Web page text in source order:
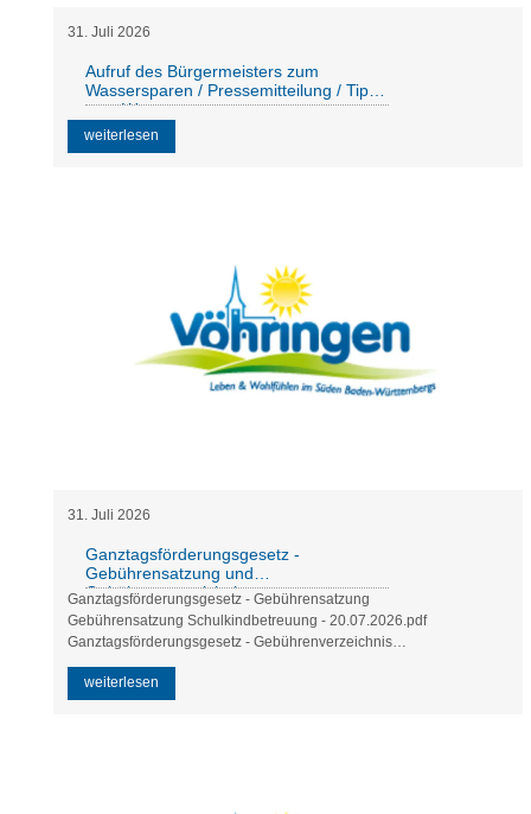
31 Juli 2026
Aufruf des Bürgermeisters zum
Wassersparen / Pressemitteilung / Tipps
zum Wassersparen
weiterlesen
31 Juli 2026
Ganztagsförderungsgesetz -
Gebührensatzung und
Gebührenverzeichnis
Schulkindbetreuung
Ganztagsförderungsgesetz - Gebührensatzung
Gebührensatzung Schulkindbetreuung - 20.07.2026.pdf
Ganztagsförderungsgesetz - Gebührenverzeichnis
weiterlesen